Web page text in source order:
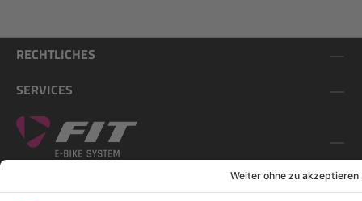
RECHTLICHES
SERVICES